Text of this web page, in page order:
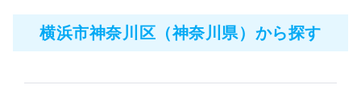
横浜市神奈川区（神奈川県）から探す